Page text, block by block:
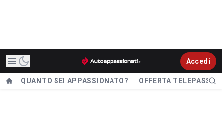
Accedi
QUANTO SEI APPASSIONATO? OFFERTA TELEPASS